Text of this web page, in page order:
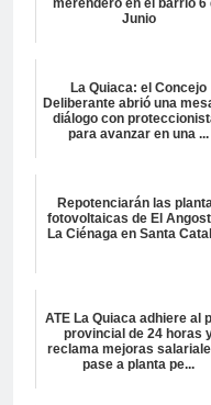
Junio
La Quiaca: el Concejo
Deliberante abrió una
diálogo con
para avanzar en una ...
Repotenciarán las
fotovoltaicas de El
La Ciénaga en Santa
ATE La Quiaca adhiere al
provincial de 24 horas
reclama mejoras
pase a planta pe...